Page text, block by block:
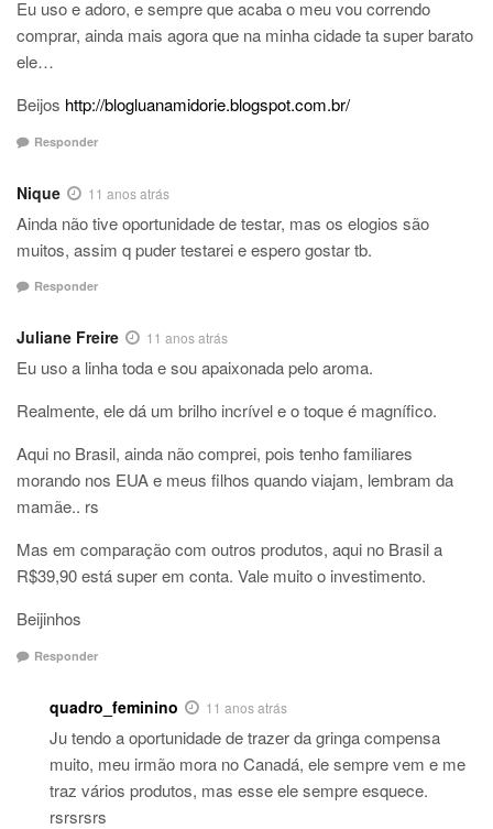
Eu uso e adoro, e sempre que acaba o meu vou correndo
comprar, ainda mais agora que na minha cidade ta super barato
ele…
Beijos http://blogluanamidorie.blogspot.com.br/
Responder
Nique 11 anos atrás
Ainda não tive oportunidade de testar, mas os elogios são
muitos, assim q puder testarei e espero gostar tb.
Responder
Juliane Freire 11 anos atrás
Eu uso a linha toda e sou apaixonada pelo aroma.
Realmente, ele dá um brilho incrível e o toque é magnífico.
Aqui no Brasil, ainda não comprei, pois tenho familiares
morando nos EUA e meus filhos quando viajam, lembram da
mamãe.. rs
Mas em comparação com outros produtos, aqui no Brasil a
R$39,90 está super em conta. Vale muito o investimento.
Beijinhos
Responder
quadro_feminino 11 anos atrás
Ju tendo a oportunidade de trazer da gringa compensa
muito, meu irmão mora no Canadá, ele sempre vem e me
traz vários produtos, mas esse ele sempre esquece.
rsrsrsrs